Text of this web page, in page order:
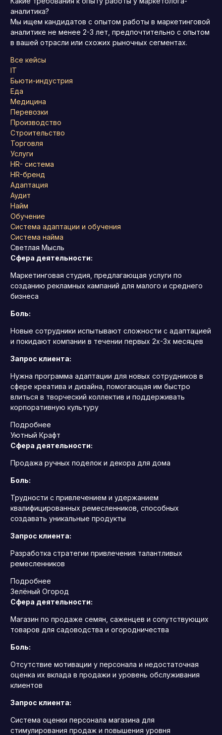
аналитика?
Мы ищем кандидатов с опытом работы в маркетинговой
аналитике не менее 2-3 лет, предпочтительно с опытом
в вашей отрасли или схожих рыночных сегментах.
Все кейсы
IT
Бьюти-индустрия
Еда
Медицина
Перевозки
Производство
Строительство
Торговля
Услуги
HR- система
HR-бренд
Адаптация
Аудит
Найм
Обучение
Система адаптации и обучения
Система найма
Светлая Мысль
Сфера деятельности:
Маркетинговая студия, предлагающая услуги по
созданию рекламных кампаний для малого и среднего
бизнеса
Боль:
Новые сотрудники испытывают сложности с адаптацией
и покидают компании в течении первых 2х-3х месяцев
Запрос клиента:
Нужна программа адаптации для новых сотрудников в
сфере креатива и дизайна, помогающая им быстро
влиться в творческий коллектив и поддерживать
корпоративную культуру
Подробнее
Уютный Крафт
Сфера деятельности:
Продажа ручных поделок и декора для дома
Боль:
Трудности с привлечением и удержанием
квалифицированных ремесленников, способных
создавать уникальные продукты
Запрос клиента:
Разработка стратегии привлечения талантливых
ремесленников
Подробнее
Зелёный Огород
Сфера деятельности:
Магазин по продаже семян, саженцев и сопутствующих
товаров для садоводства и огородничества
Боль:
Отсутствие мотивации у персонала и недостаточная
оценка их вклада в продажи и уровень обслуживания
клиентов
Запрос клиента:
Система оценки персонала магазина для
стимулирования продаж и повышения уровня